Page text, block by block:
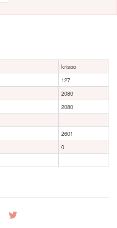
krisoo
127
2080
2080
2601
0